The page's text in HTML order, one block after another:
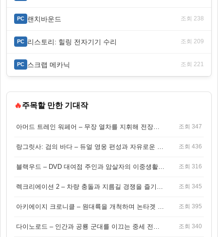
PC 랜치바운드 조회 238
PC 리스토리: 힐링 전자기기 수리 조회 209
PC 스크랩 메카닉 조회 221
🔥주목할 만한 기대작
조회 347
조회 436
조회 316
조회 345
조회 395
조회 340